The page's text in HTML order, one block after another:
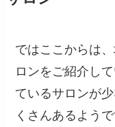
ではここからは
ロンをご紹介し
ているサロンが
くさんあるようで